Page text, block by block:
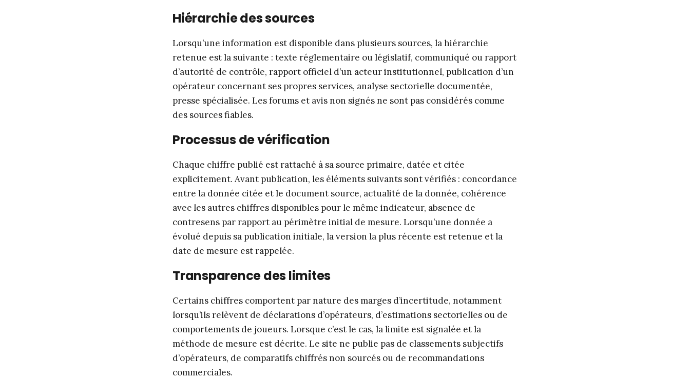
Hiérarchie des sources
Lorsqu’une information est disponible dans plusieurs sources, la hiérarchie
retenue est la suivante : texte réglementaire ou législatif, communiqué ou rapport
d’autorité de contrôle, rapport officiel d’un acteur institutionnel, publication d’un
opérateur concernant ses propres services, analyse sectorielle documentée,
presse spécialisée. Les forums et avis non signés ne sont pas considérés comme
des sources fiables.
Processus de vérification
Chaque chiffre publié est rattaché à sa source primaire, datée et citée
explicitement. Avant publication, les éléments suivants sont vérifiés : concordance
entre la donnée citée et le document source, actualité de la donnée, cohérence
avec les autres chiffres disponibles pour le même indicateur, absence de
contresens par rapport au périmètre initial de mesure. Lorsqu’une donnée a
évolué depuis sa publication initiale, la version la plus récente est retenue et la
date de mesure est rappelée.
Transparence des limites
Certains chiffres comportent par nature des marges d’incertitude, notamment
lorsqu’ils relèvent de déclarations d’opérateurs, d’estimations sectorielles ou de
comportements de joueurs. Lorsque c’est le cas, la limite est signalée et la
méthode de mesure est décrite. Le site ne publie pas de classements subjectifs
d’opérateurs, de comparatifs chiffrés non sourcés ou de recommandations
commerciales.